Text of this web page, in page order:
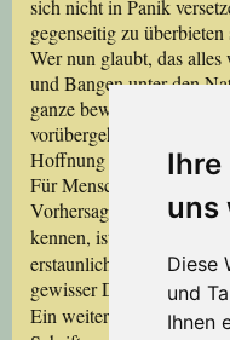
Ihre
uns
Diese
und
Ihnen
sich nicht in Panik
gegenseitig zu überbieten
Wer nun glaubt, das
und Bangen unter den
ganze bewohnte Erde
vorübergehender
Hoffnung bald begraben
Für Menschen, welche
Vorhersagen für die
kennen, ist die Sache klar.
erstaunlicher, daß eine
gewisser Dinge bisher
Ein weiteres Mal werden